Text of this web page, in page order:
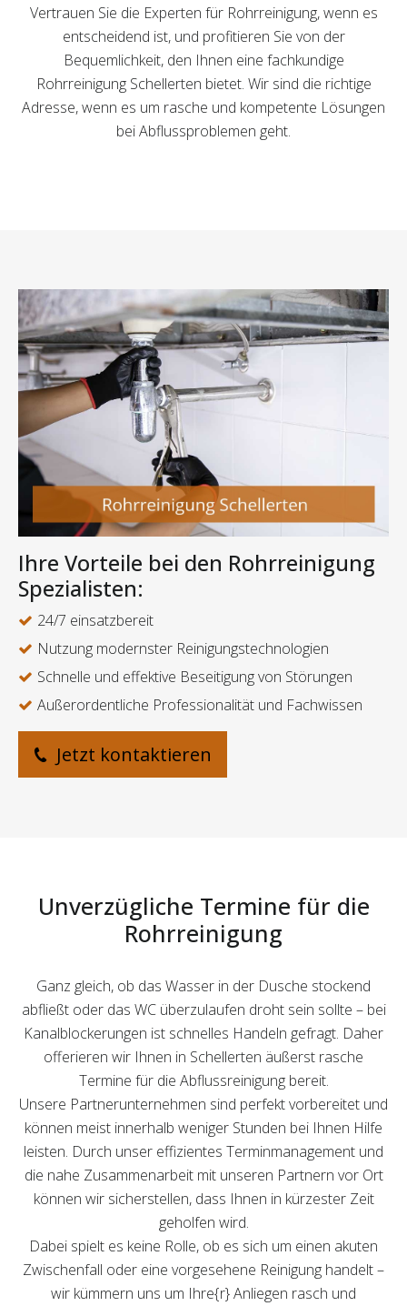
Vertrauen Sie die Experten für Rohrreinigung, wenn es
entscheidend ist, und profitieren Sie von der
Bequemlichkeit, den Ihnen eine fachkundige
Rohrreinigung Schellerten bietet. Wir sind die richtige
Adresse, wenn es um rasche und kompetente Lösungen
bei Abflussproblemen geht.
Ihre Vorteile bei den Rohrreinigung
Spezialisten:
24/7 einsatzbereit
Nutzung modernster Reinigungstechnologien
Schnelle und effektive Beseitigung von Störungen
Außerordentliche Professionalität und Fachwissen
Jetzt kontaktieren
Unverzügliche Termine für die
Rohrreinigung
Ganz gleich, ob das Wasser in der Dusche stockend
abfließt oder das WC überzulaufen droht sein sollte – bei
Kanalblockerungen ist schnelles Handeln gefragt. Daher
offerieren wir Ihnen in Schellerten äußerst rasche
Termine für die Abflussreinigung bereit.
Unsere Partnerunternehmen sind perfekt vorbereitet und
können meist innerhalb weniger Stunden bei Ihnen Hilfe
leisten. Durch unser effizientes Terminmanagement und
die nahe Zusammenarbeit mit unseren Partnern vor Ort
können wir sicherstellen, dass Ihnen in kürzester Zeit
geholfen wird.
Dabei spielt es keine Rolle, ob es sich um einen akuten
Zwischenfall oder eine vorgesehene Reinigung handelt –
wir kümmern uns um Ihre{r} Anliegen rasch und